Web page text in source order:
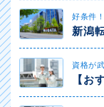
好条件
新潟
資格が
【お